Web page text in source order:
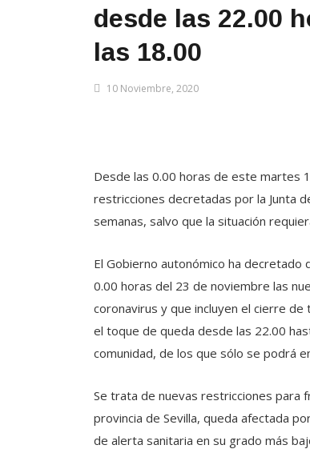
desde las 22.00
las 18.00
10 Noviembre, 2020
Desde las 0.00 horas de este martes
restricciones decretadas por la Junta
semanas, salvo que la situación
El Gobierno autonómico ha
0.00 horas del 23 de noviembre las
coronavirus y que incluyen el cierre
el toque de queda desde las 22.00
comunidad, de los que sólo se podrá
Se trata de nuevas restricciones para
provincia de Sevilla, queda afectada
de alerta sanitaria en su grado más